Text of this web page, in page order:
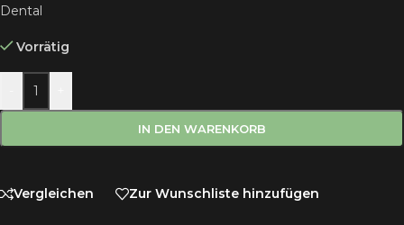
Dental
Vorrätig
IN DEN WARENKORB
Vergleichen Zur Wunschliste hinzufügen